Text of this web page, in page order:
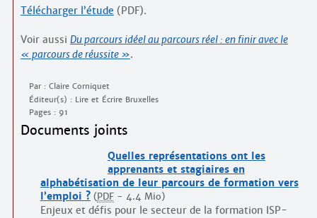
Télécharger l’étude (PDF).
Voir aussi Du parcours idéel au parcours réel : en finir avec le
« parcours de réussite ».
Par : Claire Corniquet
Éditeur(s) : Lire et Écrire Bruxelles
Pages : 91
Documents joints
Quelles représentations ont les
apprenants et stagiaires en
alphabétisation de leur parcours de formation vers
l’emploi ? ( PDF- 4.4 Mio)
Enjeux et défis pour le secteur de la formation ISP-